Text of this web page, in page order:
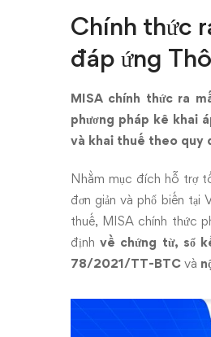
doanh
đáp
ứng
Thông
tư
88/2021/
BTC
Chính thức
đáp ứng
MISA chính thức ra
phương pháp kê khai
và khai thuế theo
Nhằm mục đích hỗ trợ
đơn giản và phổ biến tại
thuế, MISA chính thức
địnhvề chứng từ, sổ
78/2021/TT-BTC và